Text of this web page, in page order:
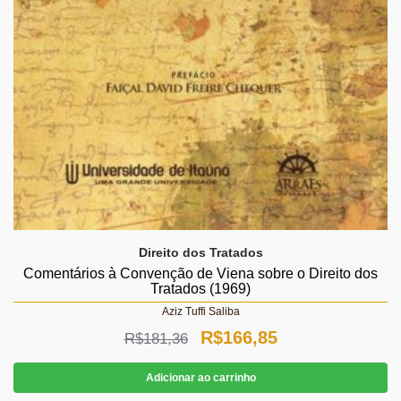
Direito dos Tratados
Comentários à Convenção de Viena sobre o Direito dos
Tratados (1969)
Aziz Tuffi Saliba
R$181,36
O
preço
original
R$166,85O
preço
atual
Adicionar ao carrinho